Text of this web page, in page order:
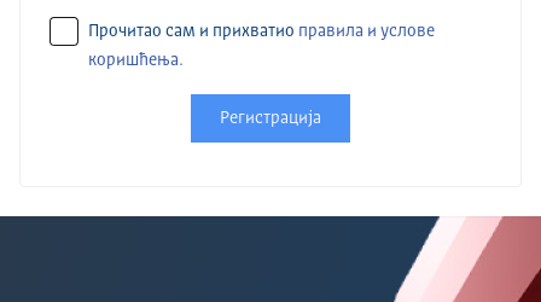
Прочитао сам и прихватио правила и услове
коришћења.
Регистрација